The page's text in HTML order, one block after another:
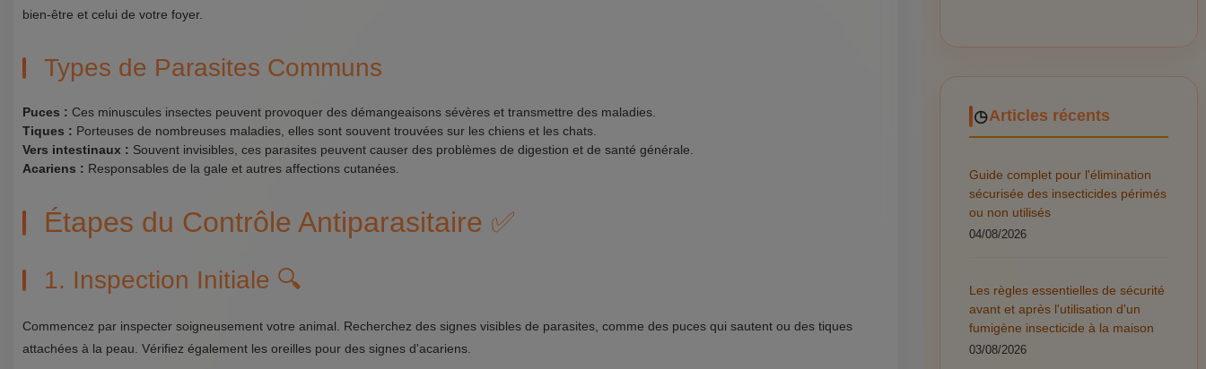
bien-être et celui de votre foyer.
Types de Parasites Communs
Puces : Ces minuscules insectes peuvent provoquer des démangeaisons sévères et transmettre des maladies.
Tiques : Porteuses de nombreuses maladies, elles sont souvent trouvées sur les chiens et les chats.
Vers intestinaux : Souvent invisibles, ces parasites peuvent causer des problèmes de digestion et de santé générale.
Acariens : Responsables de la gale et autres affections cutanées.
Étapes du Contrôle Antiparasitaire ✅
1. Inspection Initiale 🔍
Commencez par inspecter soigneusement votre animal. Recherchez des signes visibles de parasites, comme des puces qui sautent ou des tiques
attachées à la peau. Vérifiez également les oreilles pour des signes d'acariens.
Articles récents
Guide complet pour l'élimination
sécurisée des insecticides périmés
ou non utilisés
04/08/2026
Les règles essentielles de sécurité
avant et après l'utilisation d'un
fumigène insecticide à la maison
03/08/2026